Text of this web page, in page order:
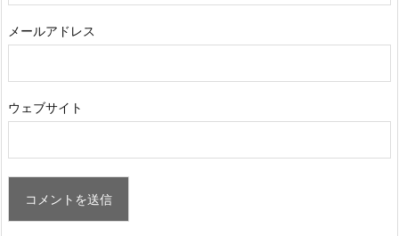
メールアドレス
ウェブサイト